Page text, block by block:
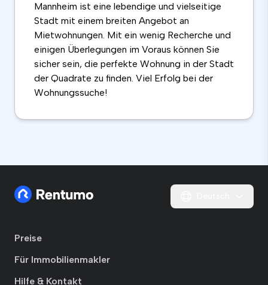
Mannheim ist eine lebendige und vielseitige
Stadt mit einem breiten Angebot an
Mietwohnungen. Mit ein wenig Recherche und
einigen Überlegungen im Voraus können Sie
sicher sein, die perfekte Wohnung in der Stadt
der Quadrate zu finden. Viel Erfolg bei der
Wohnungssuche!
Preise
Für Immobilienmakler
Hilfe & Kontakt